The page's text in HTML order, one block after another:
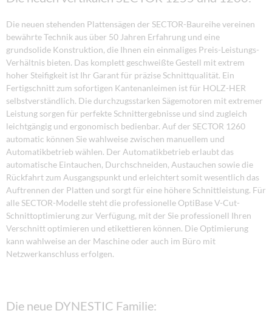
Die neuen stehenden Plattensägen der SECTOR-Baureihe vereinen
bewährte Technik aus über 50 Jahren Erfahrung und eine
grundsolide Konstruktion, die Ihnen ein einmaliges Preis-Leistungs-
Verhältnis bieten. Das komplett geschweißte Gestell mit extrem
hoher Steifigkeit ist Ihr Garant für präzise Schnittqualität. Ein
Fertigschnitt zum sofortigen Kantenanleimen ist für HOLZ-HER
selbstverständlich. Die durchzugsstarken Sägemotoren mit extremer
Leistung sorgen für perfekte Schnittergebnisse und sind zugleich
leichtgängig und ergonomisch bedienbar. Auf der SECTOR 1260
automatic können Sie wahlweise zwischen manuellem und
Automatikbetrieb wählen. Der Automatikbetrieb erlaubt das
automatische Eintauchen, Durchschneiden, Austauchen sowie die
Rückfahrt zum Ausgangspunkt und erleichtert somit wesentlich das
Auftrennen der Platten und sorgt für eine höhere Schnittleistung. Für
alle SECTOR-Modelle steht die professionelle OptiBase V-Cut-
Schnittoptimierung zur Verfügung, mit der Sie professionell Ihren
Verschnitt optimieren und etikettieren können. Die Optimierung
kann wahlweise an der Maschine oder auch im Büro mit
Netzwerkanschluss erfolgen.
Die neue DYNESTIC Familie: